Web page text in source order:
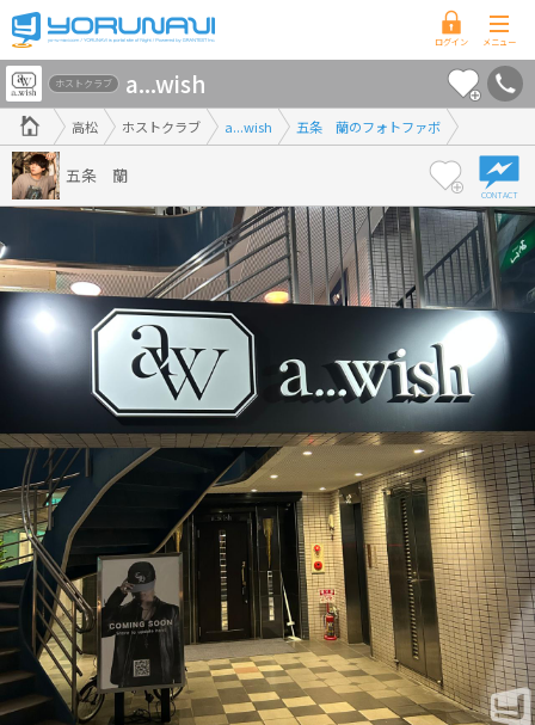
香
川
県
版
高松 ホストクラブ a...wish 五条 蘭のフォトファボ
ホストクラブ a...wish
五条 蘭